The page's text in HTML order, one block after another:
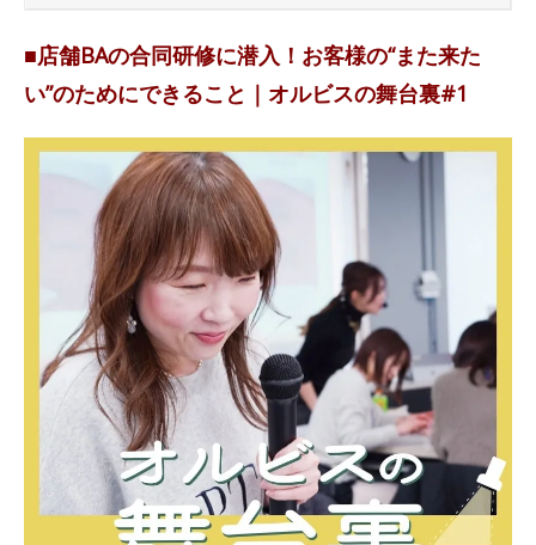
■店舗BAの合同研修に潜入！お客様の“また来た
い”のためにできること｜オルビスの舞台裏#1